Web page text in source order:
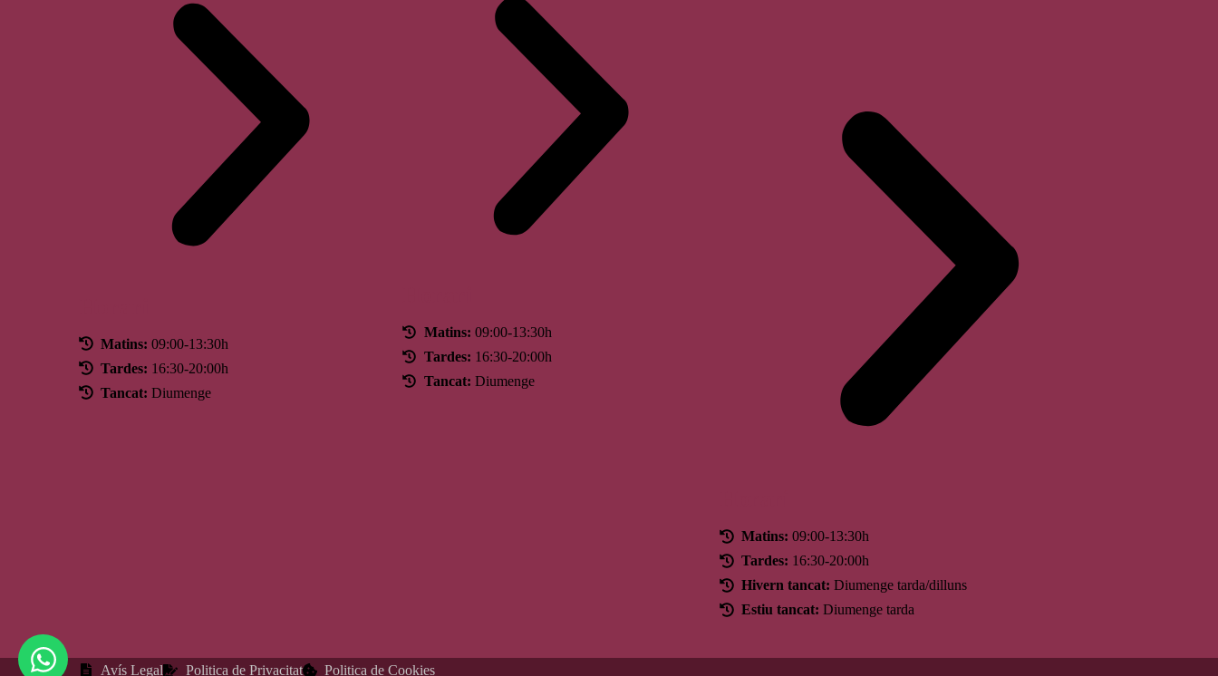
Matins: 09:00-13:30h
Tardes: 16:30-20:00h
Tancat: Diumenge
Matins: 09:00-13:30h
Tardes: 16:30-20:00h
Tancat: Diumenge
Matins: 09:00-13:30h
Tardes: 16:30-20:00h
Hivern tancat: Diumenge tarda/dilluns
Estiu tancat: Diumenge tarda
Avís Legal Politica de Privacitat Politica de Cookies